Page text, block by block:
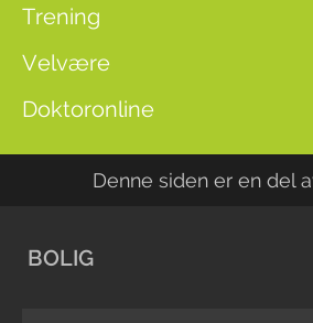
Trening
Velvære
Doktoronline
Denne siden er en del
BOLIG